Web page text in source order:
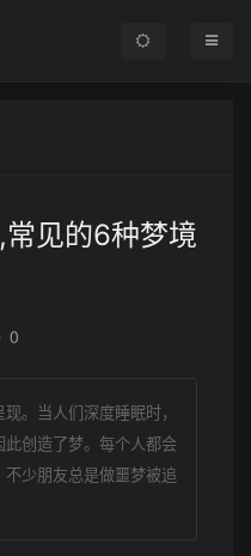
见的6种梦境
0
。当人们深度睡眠时，
创造了梦。每个人都会
少朋友总是做噩梦被追